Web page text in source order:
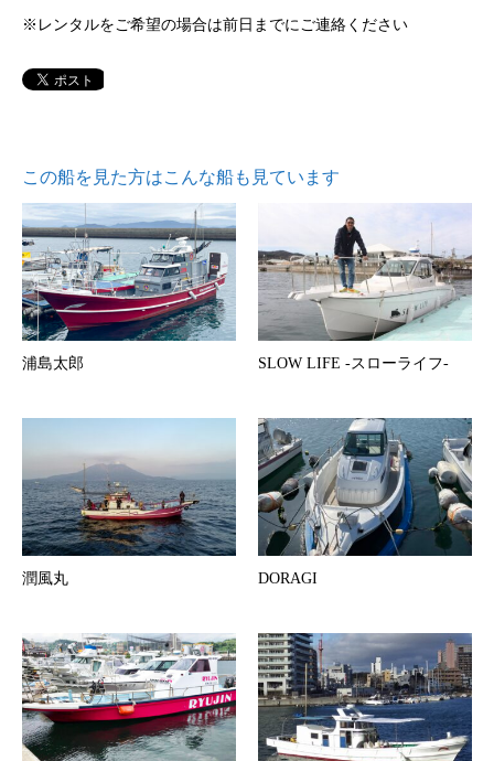
※レンタルをご希望の場合は前日までにご連絡ください
この船を見た方はこんな船も見ています
浦島太郎 SLOW LIFE -スローライフ-
潤風丸 DORAGI